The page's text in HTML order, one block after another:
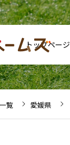
トップページ
覧 愛媛県